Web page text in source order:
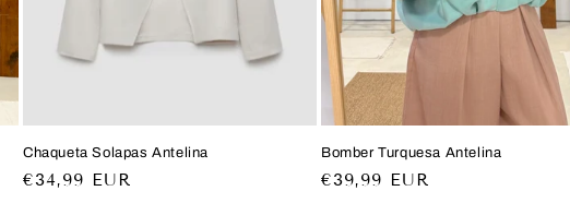
Chaqueta Solapas Antelina
Precio
€34,99 EUR
Bomber Turquesa Antelina
Precio
€39,99 EUR